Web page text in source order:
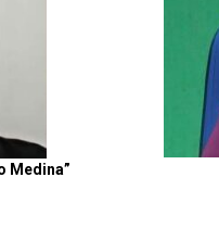
Medina”